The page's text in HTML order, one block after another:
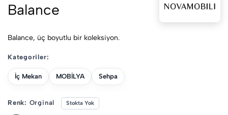
Balance
Balance, üç boyutlu bir koleksiyon.
Kategoriler:
İç Mekan MOBİLYA Sehpa
Renk: Orginal Stokta Yok